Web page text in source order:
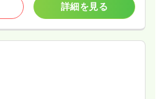
詳細を見る